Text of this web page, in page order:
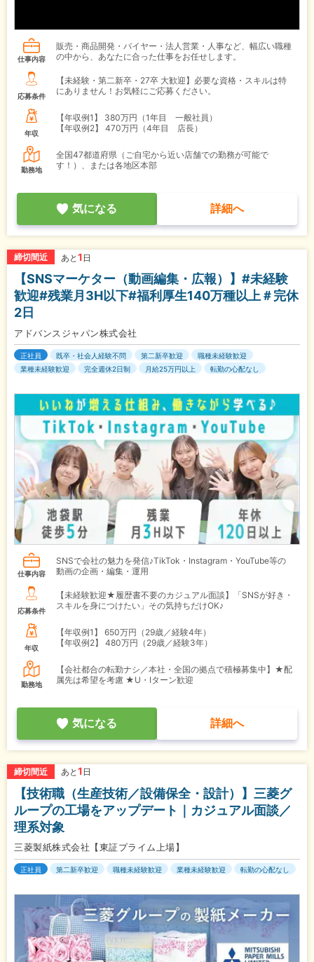
仕事内容
販売・商品開発・バイヤー・法人営業・人事など、幅広い職種
の中から、あなたに合った仕事をお任せします。
応募条件
【未経験・第二新卒・27卒 大歓迎】必要な資格・スキルは特
にありません！お気軽にご応募ください。
年収
【年収例1】
380万円（1年目 一般社員）
【年収例2】
470万円（4年目 店長）
勤務地
全国47都道府県（ご自宅から近い店舗での勤務が可能で
す！）、または各地区本部
気になる 詳細へ
締切間近 あと 1 日
【SNSマーケター（動画編集・広報）】#未経験
歓迎#残業月3H以下#福利厚生140万種以上＃完休
2日
アドバンスジャパン株式会社
正社員 既卒・社会人経験不問 第二新卒歓迎
職種未経験歓迎
業種未経験歓迎
完全週休2日制 月給25万円以上 転勤の心配なし
仕事内容
SNSで会社の魅力を発信♪TikTok・Instagram・YouTube等の
動画の企画・編集・運用
応募条件
【未経験歓迎★履歴書不要のカジュアル面談】「SNSが好き・
スキルを身につけたい」その気持ちだけOK♪
年収
【年収例1】
650万円（29歳／経験4年）
【年収例2】
480万円（29歳／経験3年）
勤務地
【会社都合の転勤ナシ／本社・全国の拠点で積極募集中】★配
属先は希望を考慮 ★U・Iターン歓迎
気になる 詳細へ
締切間近 あと 1 日
【技術職（生産技術／設備保全・設計）】三菱グ
ループの工場をアップデート｜カジュアル面談／
理系対象
三菱製紙株式会社【東証プライム上場】
正社員 第二新卒歓迎 職種未経験歓迎 業種未経験歓迎 転勤の心配なし